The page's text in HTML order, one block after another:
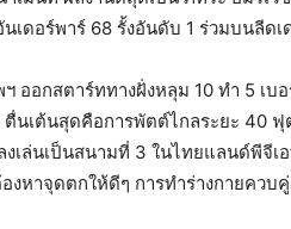
เดอร์พาร์ 68 รั้งอันดับ 1 ร่วมบนลีดเ
ออกสตาร์ททางฝั่งหลุม 10 ทำ 5 เบ
นเต้นสุดคือการพัตต์ไกลระยะ 40 ฟุ
งเล่นเป็นสนามที่ 3 ในไทยแลนด์พีจี
หาจุดตกให้ดีๆ การทำร่างกายควบ